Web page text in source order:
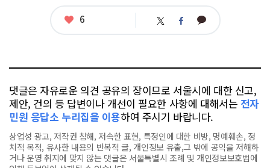
좋
6 트 페 카
댓글은 자유로운 의견 공유의 장이므로 서울시에 대한 신고,
제안, 건의 등 답변이나 개선이 필요한 사항에 대해서는 전자
민원 응답소 누리집을 이용하여 주시기 바랍니다.
상업성 광고, 저작권 침해, 저속한 표현, 특정인에 대한 비방, 명예훼손, 정
치적 목적, 유사한 내용의 반복적 글, 개인정보 유출,그 밖에 공익을 저해하
거나 운영 취지에 맞지 않는 댓글은 서울특별시 조례 및 개인정보보호법에